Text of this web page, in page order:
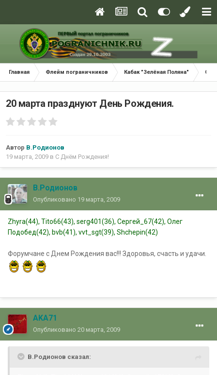
Главная Флейм пограничников Кабак "Зелёная Поляна" С
20 марта празднуют День Рождения.
Автор В.Родионов
19 марта, 2009 в С Днём Рождения!
В.Родионов
Опубликовано 19 марта, 2009
Zhyra(44), Tito66(43), serg401(36), Сергей_67(42), Олег
Подобед(42), bvb(41), vvt_sgt(39), Shchepin(42)
Форумчане с Днем Рождения вас!!! Здоровья, счасть и удачи.
AKA71
Опубликовано 20 марта, 2009
В.Родионов сказал: